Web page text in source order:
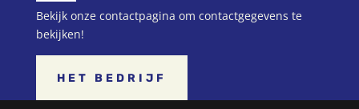
Bekijk onze contactpagina om contactgegevens te
bekijken!
HET BEDRIJF